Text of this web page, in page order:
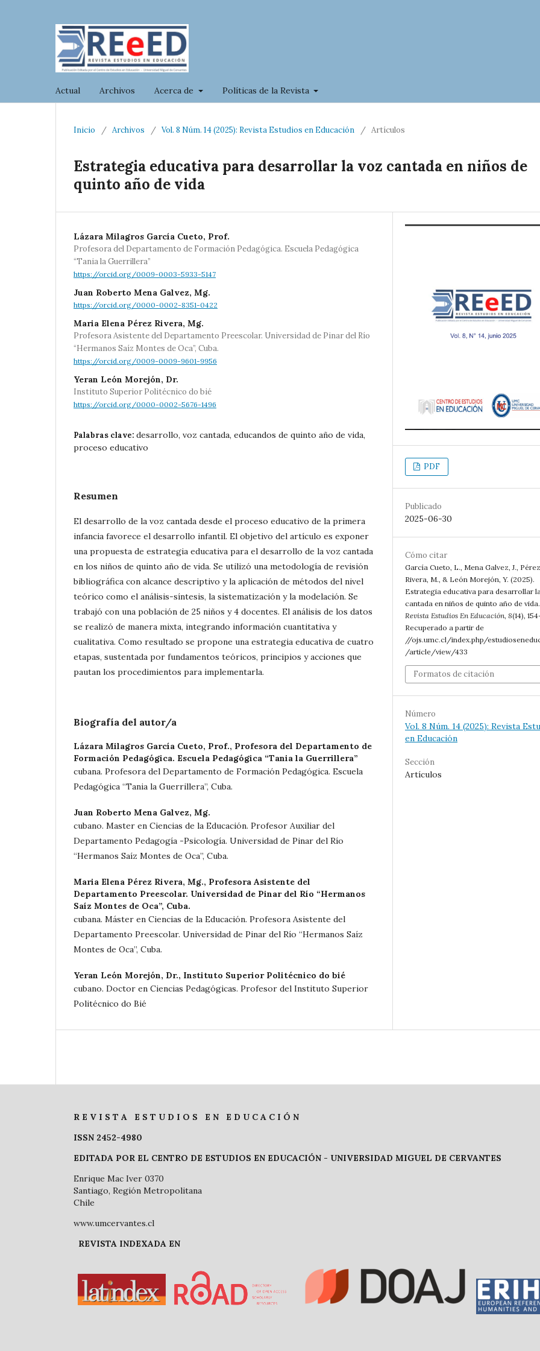
Actual Archivos Acerca de Políticas de la Revista
Inicio / Archivos / Vol. 8 Núm. 14 (2025): Revista Estudios en Educación / Artículos
Estrategia educativa para desarrollar la voz cantada en niños de
quinto año de vida
Lázara Milagros García Cueto, Prof.
Profesora del Departamento de Formación Pedagógica. Escuela Pedagógica
“Tania la Guerrillera”
https://orcid.org/0009-0003-5933-5147
Juan Roberto Mena Galvez, Mg.
https://orcid.org/0000-0002-8351-0422
Maria Elena Pérez Rivera, Mg.
Profesora Asistente del Departamento Preescolar. Universidad de Pinar del Río
“Hermanos Saíz Montes de Oca”, Cuba.
https://orcid.org/0009-0009-9601-9956
Yeran León Morejón, Dr.
Instituto Superior Politécnico do bié
https://orcid.org/0000-0002-5676-1496
Palabras clave: desarrollo, voz cantada, educandos de quinto año de vida,
proceso educativo
Resumen
El desarrollo de la voz cantada desde el proceso educativo de la primera
infancia favorece el desarrollo infantil. El objetivo del artículo es exponer
una propuesta de estrategia educativa para el desarrollo de la voz cantada
en los niños de quinto año de vida. Se utilizó una metodología de revisión
bibliográfica con alcance descriptivo y la aplicación de métodos del nivel
teórico como el análisis-síntesis, la sistematización y la modelación. Se
trabajó con una población de 25 niños y 4 docentes. El análisis de los datos
se realizó de manera mixta, integrando información cuantitativa y
cualitativa. Como resultado se propone una estrategia educativa de cuatro
etapas, sustentada por fundamentos teóricos, principios y acciones que
pautan los procedimientos para implementarla.
Biografía del autor/a
Lázara Milagros García Cueto, Prof., Profesora del Departamento de
Formación Pedagógica. Escuela Pedagógica “Tania la Guerrillera”
cubana. Profesora del Departamento de Formación Pedagógica. Escuela
Pedagógica “Tania la Guerrillera”, Cuba.
Juan Roberto Mena Galvez, Mg.
cubano. Master en Ciencias de la Educación. Profesor Auxiliar del
Departamento Pedagogía -Psicología. Universidad de Pinar del Río
“Hermanos Saíz Montes de Oca”, Cuba.
Maria Elena Pérez Rivera, Mg., Profesora Asistente del
Departamento Preescolar. Universidad de Pinar del Río “Hermanos
Saíz Montes de Oca”, Cuba.
cubana. Máster en Ciencias de la Educación. Profesora Asistente del
Departamento Preescolar. Universidad de Pinar del Río “Hermanos Saíz
Montes de Oca”, Cuba.
Yeran León Morejón, Dr., Instituto Superior Politécnico do bié
cubano. Doctor en Ciencias Pedagógicas. Profesor del Instituto Superior
Politécnico do Bié
PDF
Publicado
2025-06-30
Cómo citar
García Cueto, L., Mena Galvez, J., Pérez
Rivera, M., & León Morejón, Y. (2025).
Estrategia educativa para desarrollar
cantada en niños de quinto año de vida.
Revista Estudios En Educación, 8(14),
Recuperado a partir de
//ojs.umc.cl/index.php/
/article/view/433
Formatos de citación
Número
Vol. 8 Núm. 14 (2025): Revista
en Educación
Sección
Artículos
R E V I S T A E S T U D I O S E N E D U C A C I Ó N
ISSN 2452-4980
EDITADA POR EL CENTRO DE ESTUDIOS EN EDUCACIÓN - UNIVERSIDAD MIGUEL DE CERVANTES
Enrique Mac Iver 0370
Santiago, Región Metropolitana
Chile
www.umcervantes.cl
REVISTA INDEXADA EN